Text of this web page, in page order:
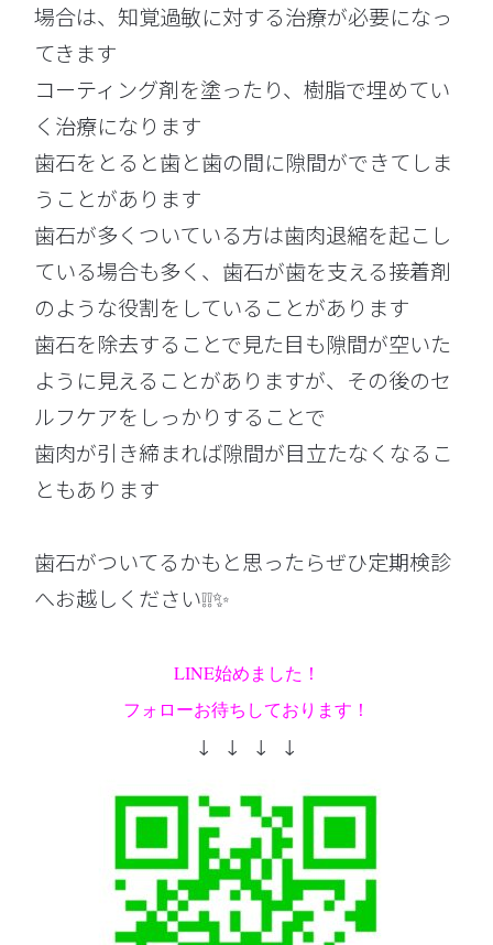
場合は、知覚過敏に対する治療が必要になっ
てきます
コーティング剤を塗ったり、樹脂で埋めてい
く治療になります
歯石をとると歯と歯の間に隙間ができてしま
うことがあります
歯石が多くついている方は歯肉退縮を起こし
ている場合も多く、歯石が歯を支える接着剤
のような役割をしていることがあります
歯石を除去することで見た目も隙間が空いた
ように見えることがありますが、その後のセ
ルフケアをしっかりすることで
歯肉が引き締まれば隙間が目立たなくなるこ
ともあります
歯石がついてるかもと思ったらぜひ定期検診
へお越しください❕❕✨
LINE始めました！
フォローお待ちしております！
↓ ↓ ↓ ↓